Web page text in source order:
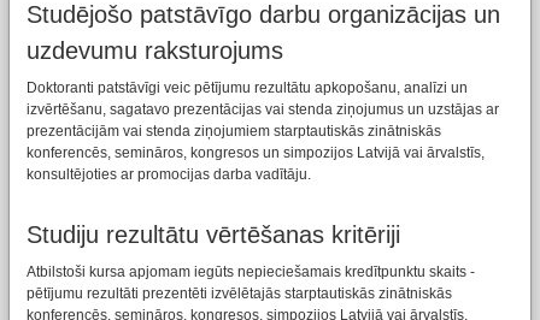
Studējošo patstāvīgo darbu organizācijas un
uzdevumu raksturojums
Doktoranti patstāvīgi veic pētījumu rezultātu apkopošanu, analīzi un
izvērtēšanu, sagatavo prezentācijas vai stenda ziņojumus un uzstājas ar
prezentācijām vai stenda ziņojumiem starptautiskās zinātniskās
konferencēs, semināros, kongresos un simpozijos Latvijā vai ārvalstīs,
konsultējoties ar promocijas darba vadītāju.
Studiju rezultātu vērtēšanas kritēriji
Atbilstoši kursa apjomam iegūts nepieciešamais kredītpunktu skaits -
pētījumu rezultāti prezentēti izvēlētajās starptautiskās zinātniskās
konferencēs, semināros, kongresos, simpozijos Latvijā vai ārvalstīs.